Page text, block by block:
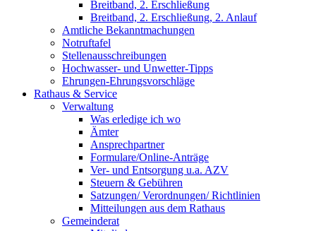
Breitband, 2. Erschließung
Breitband, 2. Erschließung, 2. Anlauf
Amtliche Bekanntmachungen
Notruftafel
Stellenausschreibungen
Hochwasser- und Unwetter-Tipps
Ehrungen-Ehrungsvorschläge
Rathaus & Service
Verwaltung
Was erledige ich wo
Ämter
Ansprechpartner
Formulare/Online-Anträge
Ver- und Entsorgung u.a. AZV
Steuern & Gebühren
Satzungen/ Verordnungen/ Richtlinien
Mitteilungen aus dem Rathaus
Gemeinderat